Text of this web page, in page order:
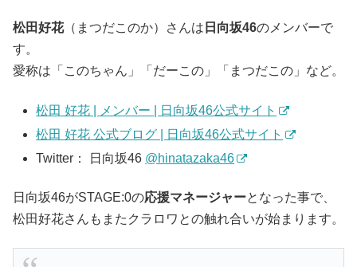
松田好花（まつだこのか）さんは 日向坂46のメンバーで
す。
愛称は「このちゃん」「だーこの」「まつだこの」など。
松田 好花 | メンバー | 日向坂46公式サイト
松田 好花 公式ブログ | 日向坂46公式サイト
Twitter： 日向坂46 @hinatazaka46
日向坂46がSTAGE:0の応援マネージャーとなった事で、
松田好花さんもまたクラロワとの触れ合いが始まります。